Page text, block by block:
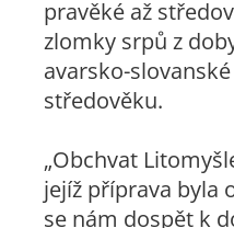
pravěké až
zlomky srpů z
avarsko-
středověku.
„Obchvat
jejíž příprava byla
se nám dospět k